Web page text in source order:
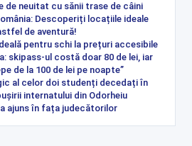
de neuitat cu sănii trase de câini
Descoperiți locațiile ideale
de aventură!
pentru schi la prețuri accesibile
skipass-ul costă doar 80 de lei, iar
de la 100 de lei pe noapte”
al celor doi studenți decedați în
internatului din Odorheiu
ajuns în fața judecătorilor